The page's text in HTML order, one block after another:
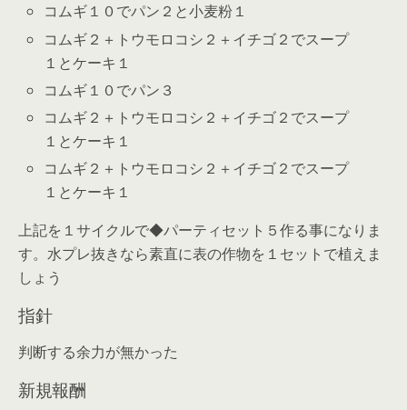
コムギ１０でパン２と小麦粉１
コムギ２＋トウモロコシ２＋イチゴ２でスープ
１とケーキ１
コムギ１０でパン３
コムギ２＋トウモロコシ２＋イチゴ２でスープ
１とケーキ１
コムギ２＋トウモロコシ２＋イチゴ２でスープ
１とケーキ１
上記を１サイクルで◆パーティセット５作る事になりま
す。水プレ抜きなら素直に表の作物を１セットで植えま
しょう
指針
判断する余力が無かった
新規報酬